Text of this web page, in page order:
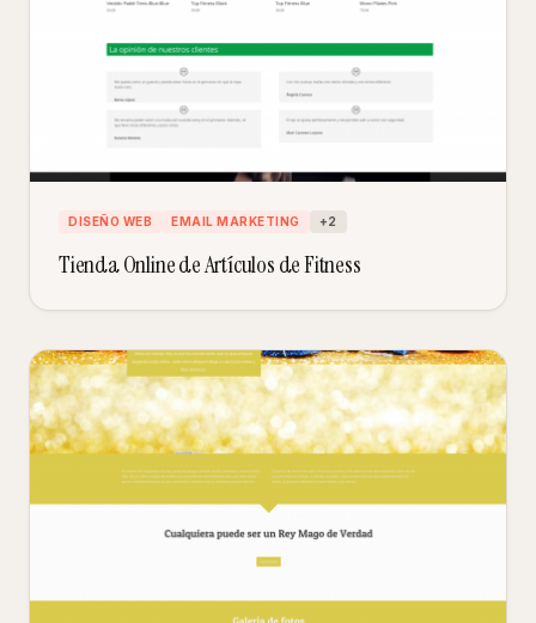
DISEÑO WEB EMAIL MARKETING +2
Tienda Online de Artículos de Fitness